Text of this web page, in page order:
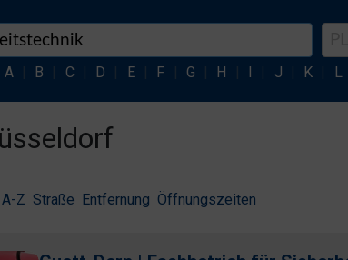
A B C D E F G H I J K L
A-Z Straße Entfernung Öffnungszeiten